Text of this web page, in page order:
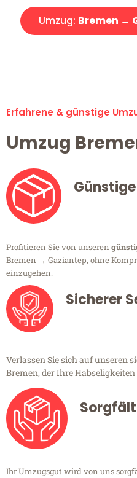
Umzug: Bremen →
Erfahrene & günstige
Umzug
Profitieren Sie von unseren
Bremen → Gaziantep, ohne
einzugehen.
Sicherer
Verlassen Sie sich auf unseren
Bremen, der Ihre
Ihr Umzugsgut wird von uns